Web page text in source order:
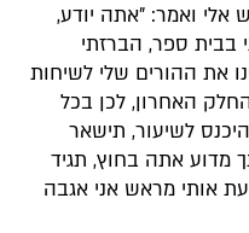
אלי ואמר: "אתה יודע,
בבית ספר, הברזתי
את ההורים שלי לשיחות
האחרון, לכן בכל
לשיעור, תישאר
מדוע אתה בחוץ, תגיד
אותי מראש אני אגבה